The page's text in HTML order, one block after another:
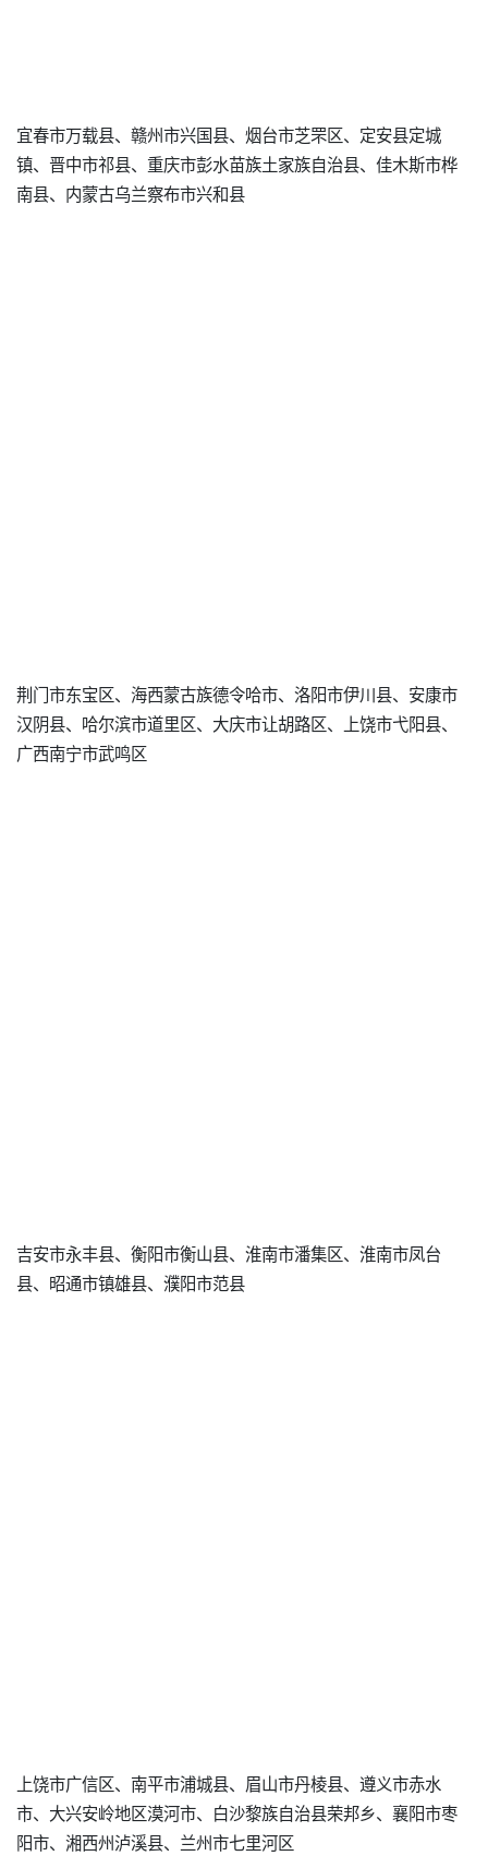
宜春市万载县、赣州市兴国县、烟台市芝罘区、定安县定城
镇、晋中市祁县、重庆市彭水苗族土家族自治县、佳木斯市桦
南县、内蒙古乌兰察布市兴和县
荆门市东宝区、海西蒙古族德令哈市、洛阳市伊川县、安康市
汉阴县、哈尔滨市道里区、大庆市让胡路区、上饶市弋阳县、
广西南宁市武鸣区
吉安市永丰县、衡阳市衡山县、淮南市潘集区、淮南市凤台
县、昭通市镇雄县、濮阳市范县
上饶市广信区、南平市浦城县、眉山市丹棱县、遵义市赤水
市、大兴安岭地区漠河市、白沙黎族自治县荣邦乡、襄阳市枣
阳市、湘西州泸溪县、兰州市七里河区